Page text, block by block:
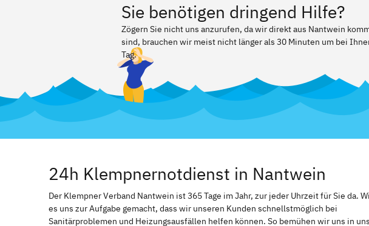
Sie benötigen dringend Hilfe?
Zögern Sie nicht uns anzurufen, da wir direkt aus Nantwein
sind, brauchen wir meist nicht länger als 30 Minuten um bei
Tag.
24h Klempnernotdienst in Nantwein
Der Klempner Verband Nantwein ist 365 Tage im Jahr, zur jeder Uhrzeit für Sie da.
es uns zur Aufgabe gemacht, dass wir unseren Kunden schnellstmöglich bei
Sanitärproblemen und Heizungsausfällen helfen können. So bemühen wir uns in